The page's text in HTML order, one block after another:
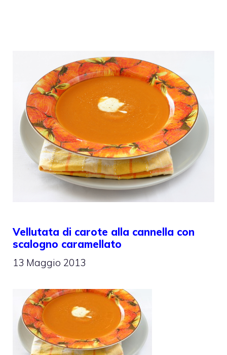
Vellutata di carote alla cannella con
scalogno caramellato
13 Maggio 2013